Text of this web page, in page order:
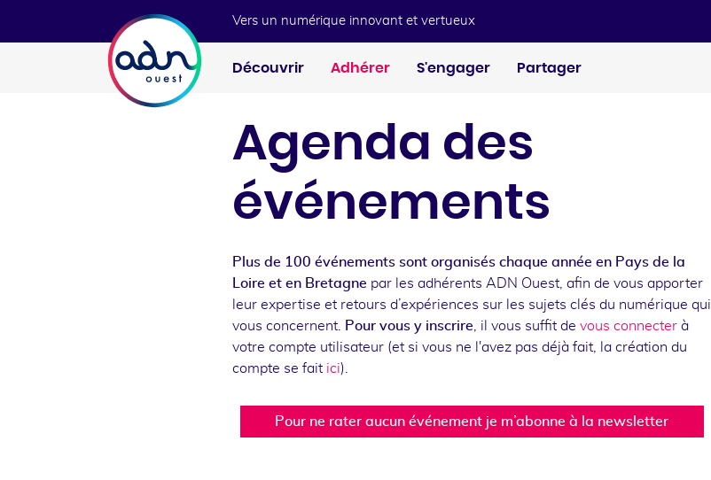
Vers un numérique innovant et vertueux
Découvrir Adhérer S'engager Partager
Agenda des
événements
Plus de 100 événements sont organisés chaque année en Pays de la
Loire et en Bretagne par les adhérents ADN Ouest, afin de vous apporter
leur expertise et retours d’expériences sur les sujets clés du numérique qui
vous concernent. Pour vous y inscrire, il vous suffit de vous connecter à
votre compte utilisateur (et si vous ne l'avez pas déjà fait, la création du
compte se fait ici).
Pour ne rater aucun événement je m’abonne à la newsletter